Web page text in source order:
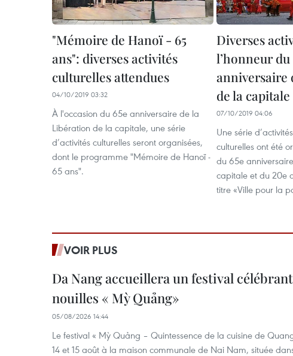
"Mémoire de Hanoï - 65
ans": diverses activités
culturelles attendues
04/10/2019 03:32
À l'occasion du 65e anniversaire de la
Libération de la capitale, une série
d’activités culturelles seront organisées,
dont le programme "Mémoire de Hanoï -
65 ans".
Diverses
l’honneur du
anniversaire
de la
07/10/2019 04:06
Une série
culturelles ont été
du 65e
capitale et du 20e
titre «Ville pour la
VOIR PLUS
Da Nang accueillera un festival
nouilles « Mỳ Quảng»
05/08/2026 14:44
Le festival « Mỳ Quảng – Quintessence de la cuisine de
14 et 15 août à la maison communale de Nai Nam, située